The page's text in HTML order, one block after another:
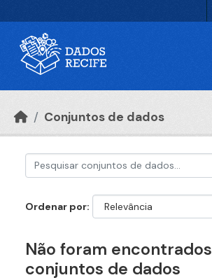
Conjuntos de dados
Ordenar por
Não foram encontrados
conjuntos de dados